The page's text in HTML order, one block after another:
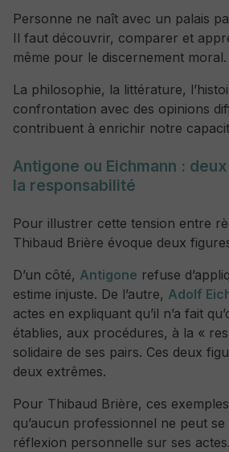
Personne ne naît avec un palais
Il faut découvrir, comparer et
même pour le discernement moral.
La philosophie, la littérature,
confrontation avec des opinions
contribuent à enrichir notre
Antigone ou Eichmann :
la responsabilité
Pour illustrer cette tension entre
Thibaud Brière évoque deux
D’un côté, Antigone refuse
estime injuste. De l’autre, Adolf
actes en expliquant qu’il n’a fait
établies, aux procédures, à la «
solidaire de ses pairs. Ces deux
deux extrêmes.
Pour Thibaud Brière, ces
qu’aucun professionnel ne peut se
réflexion personnelle sur ses